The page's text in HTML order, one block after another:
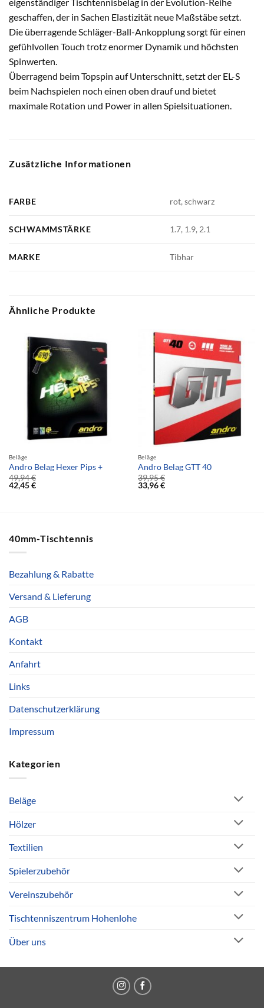
geschaffen, der in Sachen Elastizität neue Maßstäbe setzt.
Die überragende Schläger-Ball-Ankopplung sorgt für einen
gefühlvollen Touch trotz enormer Dynamik und höchsten
Spinwerten.
Überragend beim Topspin auf Unterschnitt, setzt der EL-S
beim Nachspielen noch einen oben drauf und bietet
maximale Rotation und Power in allen Spielsituationen.
Zusätzliche Informationen
FARBE rot, schwarz
SCHWAMMSTÄRKE 1.7, 1.9, 2.1
MARKE Tibhar
Ähnliche Produkte
Beläge
Andro Belag Hexer Pips +
49,94€
42,45€
Beläge
Andro Belag GTT 40
39,95€
33,96€
40mm-Tischtennis
Bezahlung & Rabatte
Versand & Lieferung
AGB
Kontakt
Anfahrt
Links
Datenschutzerklärung
Impressum
Kategorien
Beläge
Hölzer
Textilien
Spielerzubehör
Vereinszubehör
Tischtenniszentrum Hohenlohe
Über uns